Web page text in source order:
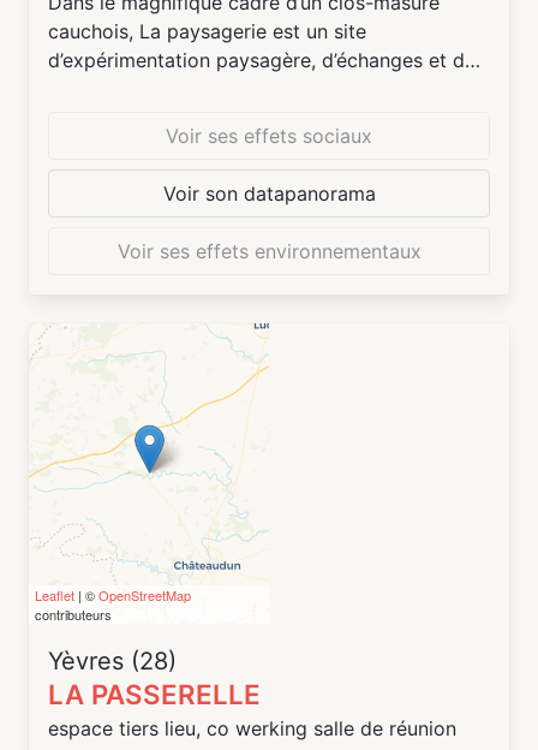
cauchois, La paysagerie est un site
d’expérimentation paysagère, d’échanges et de
d’échanges transversaux, puisqu’il accueille des
résidences d’artistes, des scolaires et propose
des espaces de co-working. Autant d’occasions
paysager unique au monde.
Voir ses effets sociaux
Voir son datapanorama
Voir ses effets environnementaux
Leaflet | ©OpenStreetMap
contributeurs
Yèvres (28)
LA PASSERELLE
espace tiers lieu, co werking salle de réunion